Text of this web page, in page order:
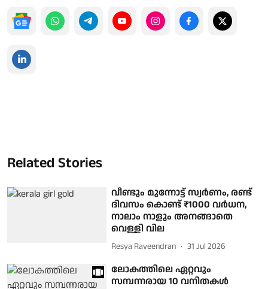
Related Stories
വീണ്ടും മുന്നോട്ട് സ്വര്‍ണം, രണ്ട്
ദിവസം കൊണ്ട് ₹1000 വര്‍ധന,
നാലാം നാളും അനങ്ങാതെ
വെള്ളി വില
Resya Raveendran 31 Jul 2026
ലോകത്തിലെ ഏറ്റവും
സമ്പന്നരായ 10 വനിതകള്‍